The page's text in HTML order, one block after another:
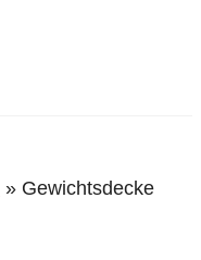
» Gewichtsdecke